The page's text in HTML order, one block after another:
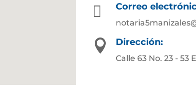
 Correo
 Dirección:
Calle 63 No. 23 -